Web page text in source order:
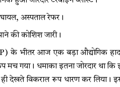
अस्पताल रेफर।
की कोशिश जारी।
के भीतर आज एक बड़ा औद्योगिक
गया। धमाका इतना जोरदार था
देखते विकराल रूप धारण कर लिया।